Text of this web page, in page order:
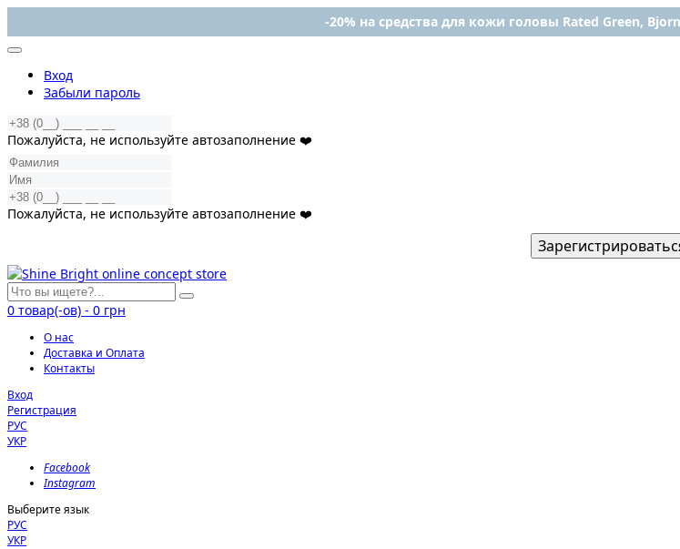
-20% на средства для кожи головы Rated Green,
Вход
Забыли пароль
Пожалуйста, не используйте автозаполнение ❤️
Пожалуйста, не используйте автозаполнение ❤️
0 товар(-ов) - 0 грн
О нас
Доставка и Оплата
Контакты
Вход
Регистрация
РУС
УКР
Facebook
Instagram
Выберите язык
РУС
УКР